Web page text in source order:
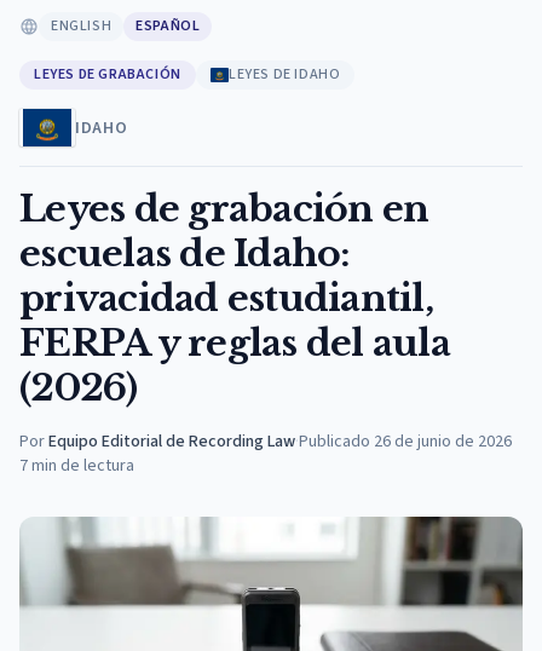
ENGLISH ESPAÑOL
LEYES DE GRABACIÓN LEYES DE IDAHO
IDAHO
Leyes de grabación en
escuelas de Idaho:
privacidad estudiantil,
FERPA y reglas del aula
(2026)
PorEquipo Editorial de Recording Law·Publicado 26 de junio de 2026
7min de lectura